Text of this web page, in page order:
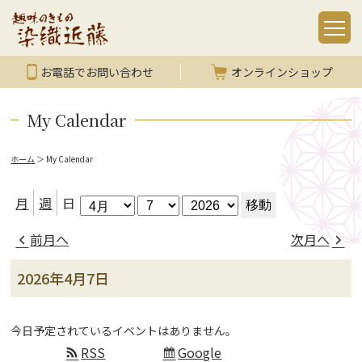
お電話でお問い合わせ オンラインショップ
My Calendar
ホーム ＞ My Calendar
月 週 日 月 日 年
前月へ 次月へ
2026年4月7日
今日予定されているイベントはありません。
RSS Subscribe
Google